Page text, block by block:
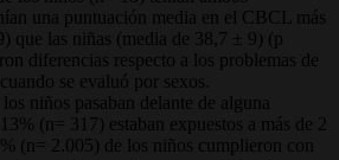
una puntuación media en el CBCL más
que las niñas (media de 38,7 ± 9) (p
diferencias respecto a los problemas de
se evaluó por sexos.
niños pasaban delante de alguna
(n= 317) estaban expuestos a más de 2
(n= 2.005) de los niños cumplieron con